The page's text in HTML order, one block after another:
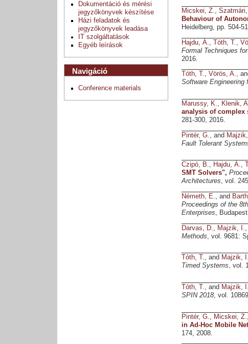
Micskei, Z.,
Behaviour of
Heidelberg, pp. 504-
Hajdu, Á. Tóth, T.
Formal Techniques
2016.
Tóth, T., Vörös, A.,
Software Engineering
Marussy, K., Klenik,
analysis of complex
281-300, 2016.
Pintér, G. , and Majzik,
Fault Tolerant
Czipó, B., Hajdu, Á.,
SMT Solvers",
Architectures, vol.
Németh, E., and
Proceedings of the
Enterprises,
Darvas, D. Majzik, I.
Methods , vol. 9681:
Tóth, T., and Majzik, I.
Timed Systems, vol.
Tóth, T., and Majzik, I.
SPIN 2018, vol.
Pintér, G. Micskei, Z.
in Ad-Hoc Mobile
174, 2008.
Dokumentáció és mérési
jegyzőkönyvek készítése
Házi feladatok és
jegyzőkönyvek leadása
IT szolgáltatások
Egyéb leírások
Navigáció
Conference materials